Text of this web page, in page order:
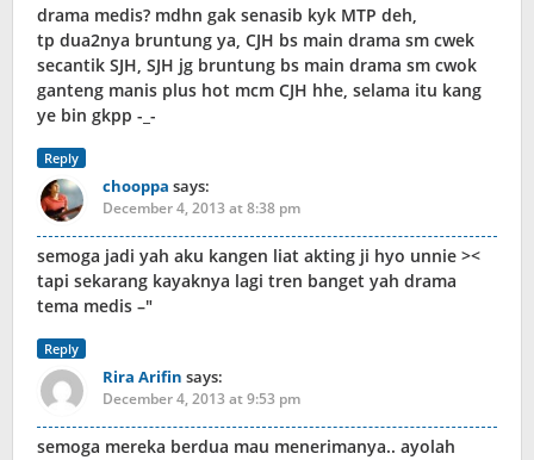
drama medis? mdhn gak senasib kyk MTP deh,
tp dua2nya bruntung ya, CJH bs main drama sm cwek
secantik SJH, SJH jg bruntung bs main drama sm cwok
ganteng manis plus hot mcm CJH hhe, selama itu kang
ye bin gkpp -_-
Reply
chooppa says:
December 4, 2013 at 8:38 pm
semoga jadi yah aku kangen liat akting ji hyo unnie ><
tapi sekarang kayaknya lagi tren banget yah drama
tema medis –"
Reply
Rira Arifin says:
December 4, 2013 at 9:53 pm
semoga mereka berdua mau menerimanya.. ayolah